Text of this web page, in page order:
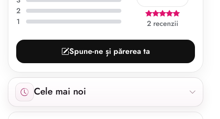
2
1
2 recenzii
Spune-ne și părerea ta
Cele mai noi
Afișăm 2 recenzii începând cu cele mai noi.